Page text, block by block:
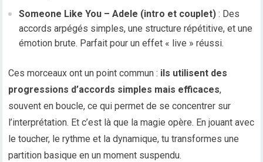
Someone Like You – Adele (intro et couplet) : Des
accords arpégés simples, une structure répétitive, et une
émotion brute. Parfait pour un effet « live » réussi.
Ces morceaux ont un point commun : ils utilisent des
progressions d’accords simples mais efficaces,
souvent en boucle, ce qui permet de se concentrer sur
l’interprétation. Et c’est là que la magie opère. En jouant avec
le toucher, le rythme et la dynamique, tu transformes une
partition basique en un moment suspendu.